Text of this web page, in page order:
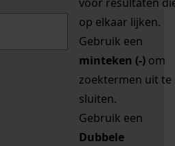
op elkaar lijken.
Gebruik een
minteken (-) om
zoektermen uit te
sluiten.
Gebruik een
Dubbele